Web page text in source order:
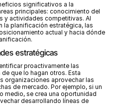
significativos a la
principales: conocimiento del
y actividades competitivas. Al
la planificación estratégica, las
actual y hacia dónde
estratégicas
proactivamente las
que lo hagan otros. Esta
organizaciones aprovechar las
de mercado. Por ejemplo, si un
medio, se crea una oportunidad
desarrollando líneas de